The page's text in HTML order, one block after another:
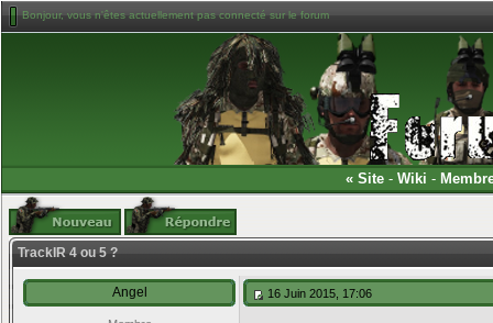
Bonjour, vous n'êtes actuellement pas connecté sur le forum
« Site - Wiki -
TrackIR 4 ou 5 ?
Angel 16 Juin 2015, 17:06